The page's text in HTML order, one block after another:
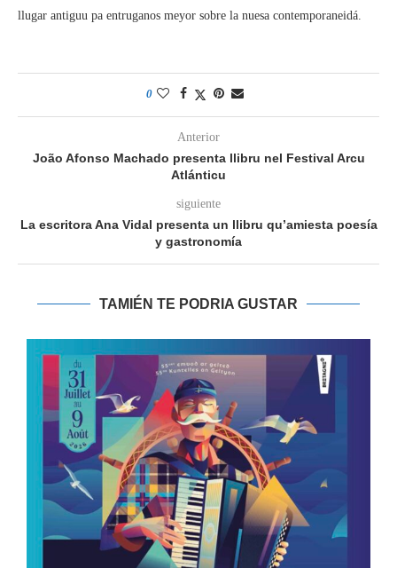
llugar antiguu pa entruganos meyor sobre la nuesa contemporaneidá.
0
Anterior
João Afonso Machado presenta llibru nel Festival Arcu
Atlánticu
siguiente
La escritora Ana Vidal presenta un llibru qu’amiesta poesía
y gastronomía
TAMIÉN TE PODRIA GUSTAR